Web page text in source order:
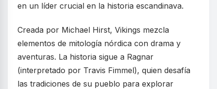
en un líder crucial en la historia escandinava.
Creada por Michael Hirst, Vikings mezcla
elementos de mitología nórdica con drama y
aventuras. La historia sigue a Ragnar
(interpretado por Travis Fimmel), quien desafía
las tradiciones de su pueblo para explorar